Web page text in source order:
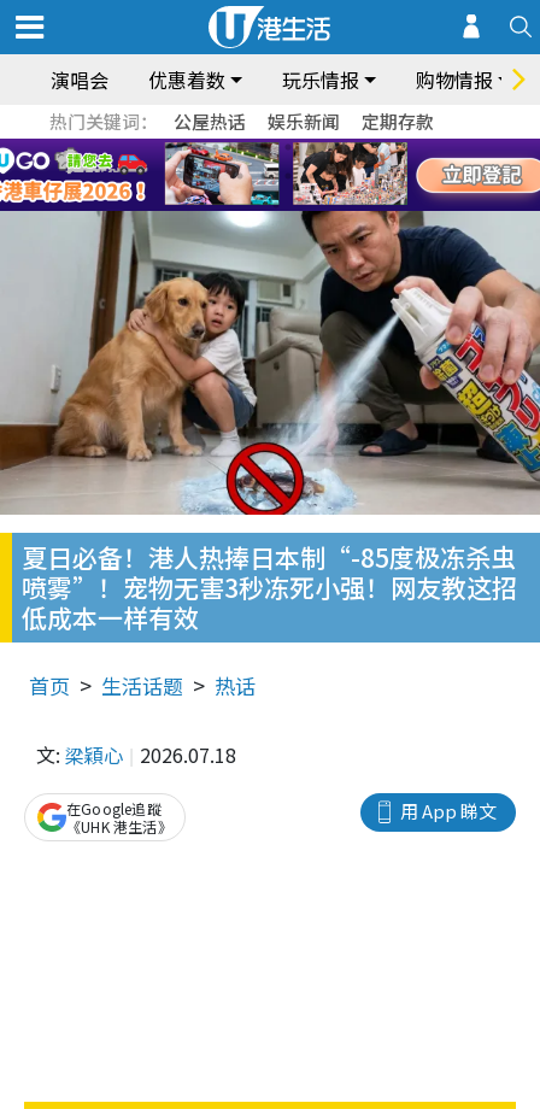
演唱会 优惠着数 玩乐情报 购物情报
热门关键词： 公屋热话 娱乐新闻 定期存款
夏日必备！港人热捧日本制“-85度极冻杀虫
喷雾”！宠物无害3秒冻死小强！网友教这招
低成本一样有效
首页 生活话题 热话
文: 梁穎心 2026.07.18
用 App 睇文
在Google追蹤
《UHK 港生活》